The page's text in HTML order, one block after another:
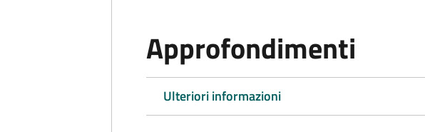
Approfondimenti
Ulteriori informazioni